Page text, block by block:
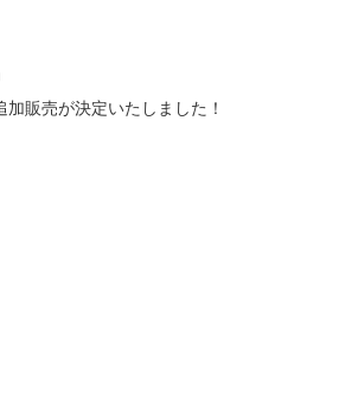
販売が決定いたしました！